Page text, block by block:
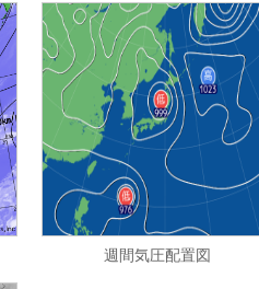
週間気圧配置図